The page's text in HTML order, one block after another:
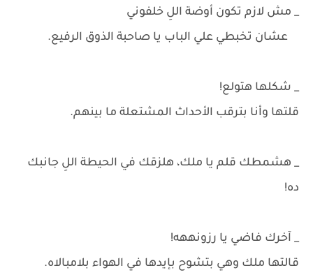
_ مش لازم تكون أوضة اللِ خلفوني
عشان تخبطي علي الباب يا صاحبة الذوق الرفيع.
_ شكلها هتولع!
قلتها وأنا بترقب الأحداث المشتعلة ما بينهم.
_ هشمطك قلم يا ملك، هلزقك في الحيطة اللِ جانبك
ده!
_ آخرك فاضي يا رزونههه!
قالتها ملك وهي بتشوح بإيدها في الهواء بلامبالاه.